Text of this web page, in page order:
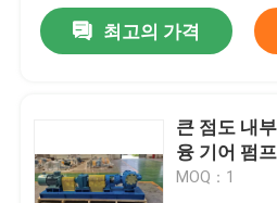
뉴스
인용문을 요구하세요
최고의 가격
큰 점도 내
융 기어 펌프
MOQ：1